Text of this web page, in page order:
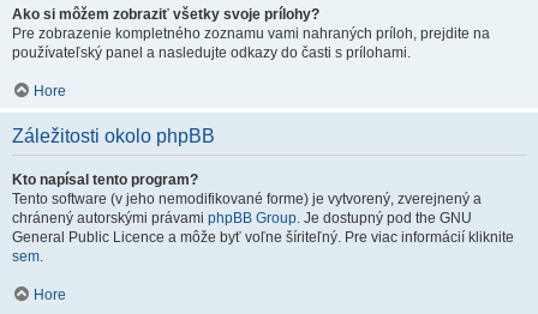
Ako si môžem zobraziť všetky svoje prílohy?
Pre zobrazenie kompletného zoznamu vami nahraných príloh, prejdite na
používateľský panel a nasledujte odkazy do časti s prílohami.
Hore
Záležitosti okolo phpBB
Kto napísal tento program?
Tento software (v jeho nemodifikované forme) je vytvorený, zverejnený a
chránený autorskými právami phpBB Group. Je dostupný pod the GNU
General Public Licence a môže byť voľne šíriteľný. Pre viac informácií kliknite
sem.
Hore